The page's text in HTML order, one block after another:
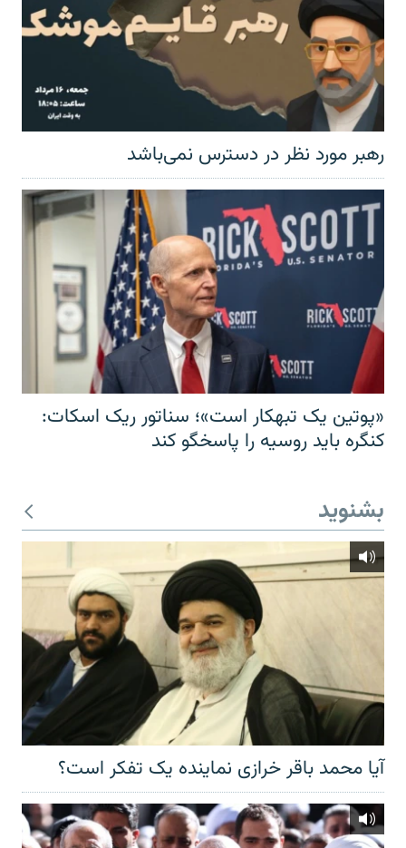
رهبر مورد نظر در دسترس نمی‌باشد
«پوتین یک تبهکار است»؛ سناتور ریک اسکات:
کنگره باید روسیه را پاسخگو کند
بشنوید
آیا محمد باقر خرازی نماینده یک تفکر است؟